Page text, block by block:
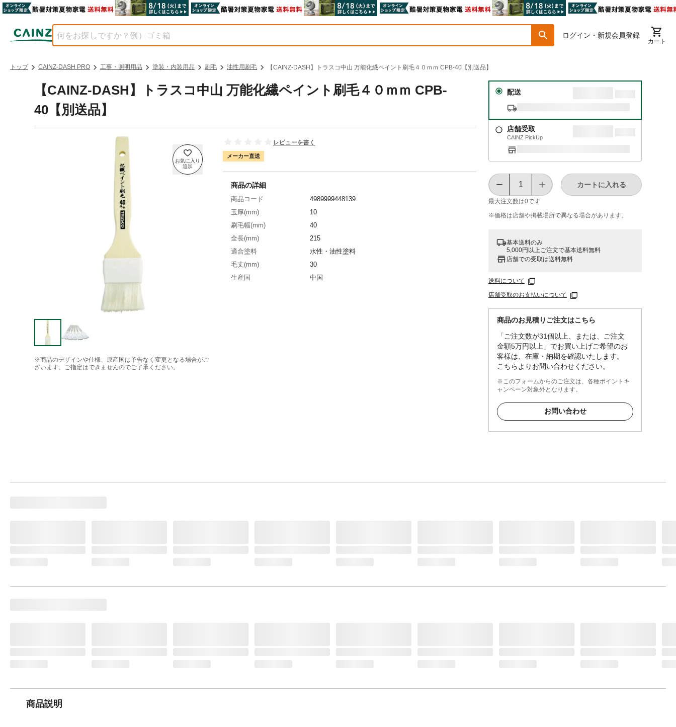
ログイン・新規会員登録
カート
トップ CAINZ-DASH PRO 工事・照明用品 塗装・内装用品 刷毛 油性用刷毛 【CAINZ-DASH】トラスコ中山 万能化繊ペイント刷毛４０ｍｍ CPB-40【別送品】
【CAINZ-DASH】トラスコ中山 万能化繊ペイント刷毛４０ｍｍ CPB-
40【別送品】
※商品のデザインや仕様、原産国は予告なく変更となる場合がご
ざいます。ご指定はできませんのでご了承ください。
レビューを書く
メーカー直送
配送
店舗受取
CAINZ PickUp
最大注文数は0です
カートに入れる
※価格は​店舗や​掲載場所で​異なる​場合が​あります。
基本送料のみ
5,000円以上ご注文で基本送料無料
店舗での受取は送料無料
送料について
店舗受取のお支払いについて
商品のお見積りご注文はこちら
「ご注文数が31個以上、または、ご注文
金額5万円以上」でお買い上げご希望のお
客様は、在庫・納期を確認いたします。
こちらよりお問い合わせください。
※このフォームからのご注文は、各種ポイントキ
ャンペーン対象外となります。
お問い合わせ
商品の詳細
商品コード
4989999448139
玉厚(mm)
10
刷毛幅(mm)
40
全長(mm)
215
適合塗料
水性・油性塗料
毛丈(mm)
30
生産国
中国
商品説明